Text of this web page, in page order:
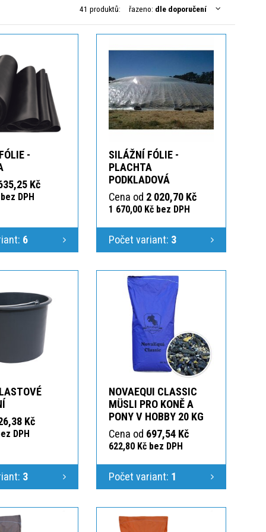
41 produktů: řazeno: dle doporučení
-
Kč
DPH
6
SILÁŽNÍ FÓLIE -
PLACHTA
PODKLADOVÁ
Cena od 2 020,70 Kč
1 670,00 Kč bez DPH
Počet variant: 3
Kč
DPH
3
NOVAEQUI CLASSIC
MÜSLI PRO KONĚ A
PONY V HOBBY 20 KG
Cena od 697,54 Kč
622,80 Kč bez DPH
Počet variant: 1